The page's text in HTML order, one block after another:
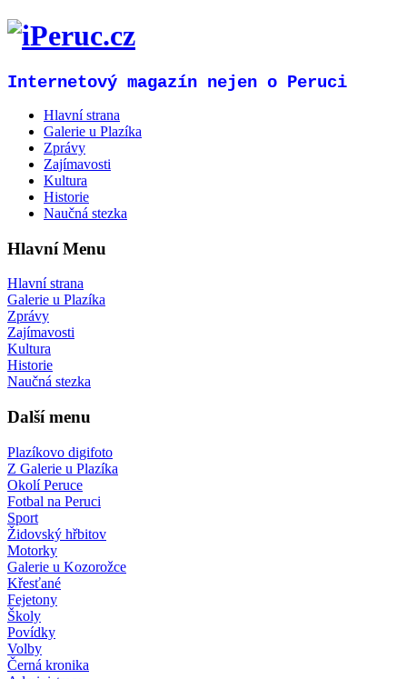
Internetový magazín nejen o Peruci
Hlavní strana
Galerie u Plazíka
Zprávy
Zajímavosti
Kultura
Historie
Naučná stezka
Hlavní Menu
Hlavní strana
Galerie u Plazíka
Zprávy
Zajímavosti
Kultura
Historie
Naučná stezka
Další menu
Plazíkovo digifoto
Z Galerie u Plazíka
Okolí Peruce
Fotbal na Peruci
Sport
Židovský hřbitov
Motorky
Galerie u Kozorožce
Křesťané
Fejetony
Školy
Povídky
Volby
Černá kronika